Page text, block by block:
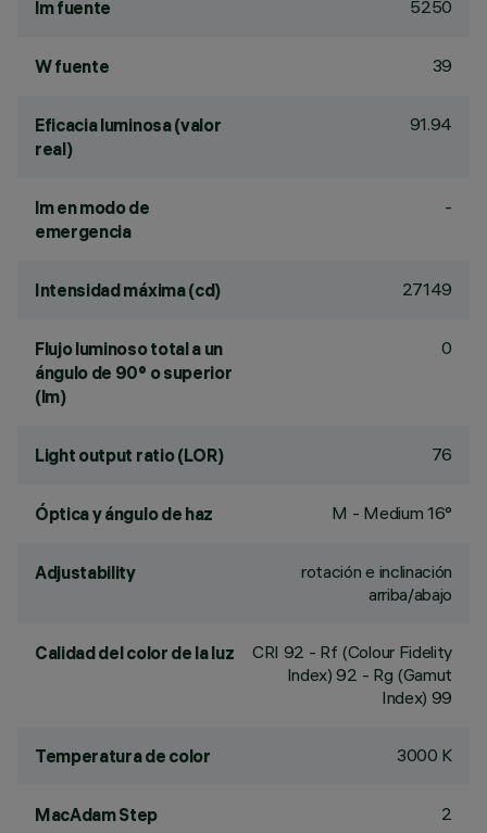
lm fuente 5250
W fuente 39
Eficacia luminosa (valor
real)
91.94
lm en modo de
emergencia
-
Intensidad máxima (cd) 27149
Flujo luminoso total a un
ángulo de 90° o superior
(lm)
0
Light output ratio (LOR) 76
Óptica y ángulo de haz M - Medium 16°
Adjustability
rotación e inclinación
arriba/abajo
Calidad del color de la luz CRI 92 - Rf (Colour Fidelity
Index) 92 - Rg (Gamut
Index) 99
Temperatura de color 3000 K
MacAdam Step 2